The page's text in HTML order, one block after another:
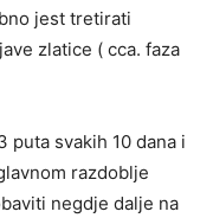
jest tretirati
zlatice ( cca. faza
puta svakih 10 dana i
razdoblje
negdje dalje na